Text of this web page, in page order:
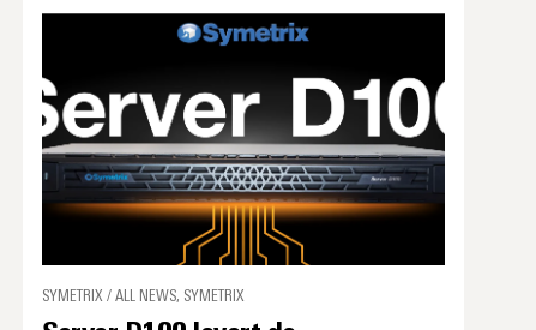
SYMETRIX / ALL NEWS, SYMETRIX